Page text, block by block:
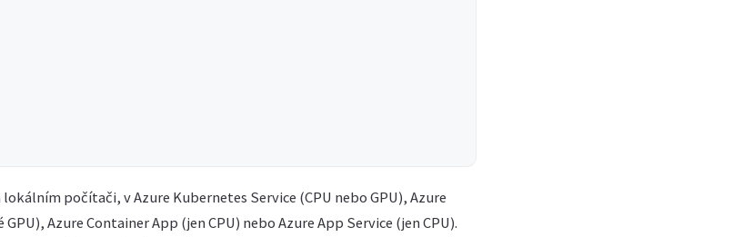
počítači, v Azure Kubernetes Service (CPU nebo GPU), Azure
Azure Container App (jen CPU) nebo Azure App Service (jen CPU).